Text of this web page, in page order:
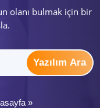
olanı bulmak için bir
Yazılım Ara
»